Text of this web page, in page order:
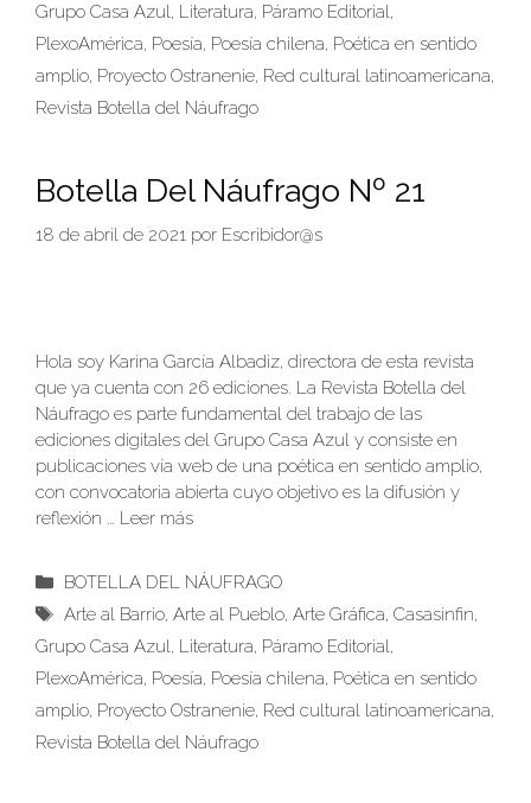
Grupo Casa Azul, Literatura, Páramo Editorial,
PlexoAmérica, Poesía, Poesía chilena, Poética en sentido
amplio, Proyecto Ostranenie, Red cultural latinoamericana,
Revista Botella del Náufrago
Botella Del Náufrago Nº 21
18 de abril de 2021 por Escribidor@s
Hola soy Karina García Albadiz, directora de esta revista
que ya cuenta con 26 ediciones. La Revista Botella del
Náufrago es parte fundamental del trabajo de las
ediciones digitales del Grupo Casa Azul y consiste en
publicaciones vía web de una poética en sentido amplio,
con convocatoria abierta cuyo objetivo es la difusión y
reflexión … Leer más
Categorías
BOTELLA DEL NÁUFRAGO
Etiquetas
Arte al Barrio, Arte al Pueblo, Arte Gráfica, Casasinfin,
Grupo Casa Azul, Literatura, Páramo Editorial,
PlexoAmérica, Poesía, Poesía chilena, Poética en sentido
amplio, Proyecto Ostranenie, Red cultural latinoamericana,
Revista Botella del Náufrago